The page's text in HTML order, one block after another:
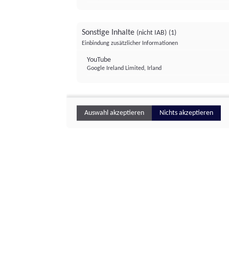
Sonstige Inhalte (nicht IAB) (1)
Einbindung zusätzlicher Informationen
YouTube
Google Ireland Limited, Irland
Auswahl akzeptieren Nichts akzeptieren